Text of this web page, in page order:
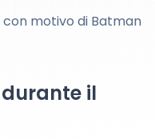
motivo di Batman
il